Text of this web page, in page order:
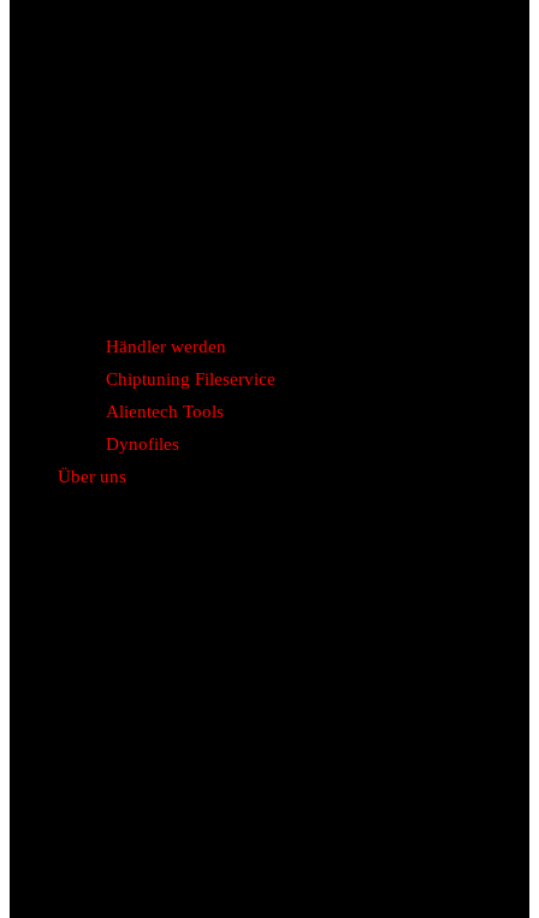
Händler werden
Chiptuning Fileservice
Alientech Tools
Dynofiles
Über uns